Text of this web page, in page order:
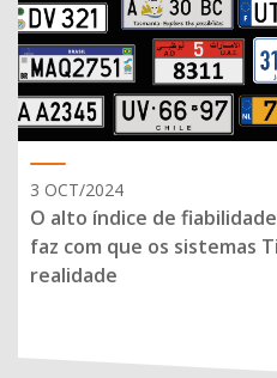
3 OCT/2024
O alto índice de
faz com que os sistemas
realidade